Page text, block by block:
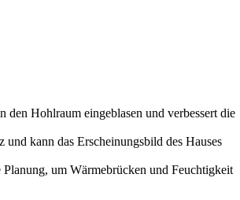
Hohlraum eingeblasen und verbessert die
kann das Erscheinungsbild des Hauses
um Wärmebrücken und Feuchtigkeit